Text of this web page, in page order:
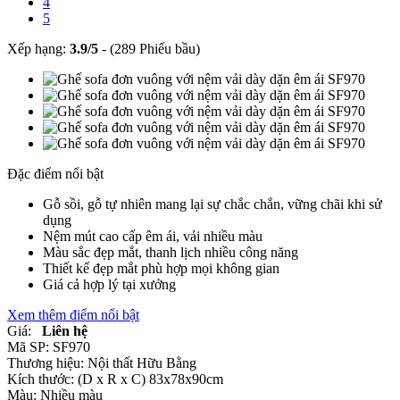
5
Xếp hạng: 3.9/5 - (289 Phiếu bầu)
Đặc điểm nổi bật
Gỗ sồi, gỗ tự nhiên mang lại sự chắc chắn, vững chãi khi sử
dụng
Nệm mút cao cấp êm ái, vải nhiều màu
Màu sắc đẹp mắt, thanh lịch nhiều công năng
Thiết kế đẹp mắt phù hợp mọi không gian
Giá cả hợp lý tại xưởng
Xem thêm điểm nổi bật
Giá:
Liên hệ
Mã SP: SF970
Thương hiệu: Nội thất Hữu Bằng
Kích thước: (D x R x C) 83x78x90cm
Màu: Nhiều màu